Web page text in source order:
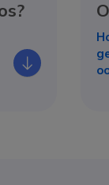
Icono